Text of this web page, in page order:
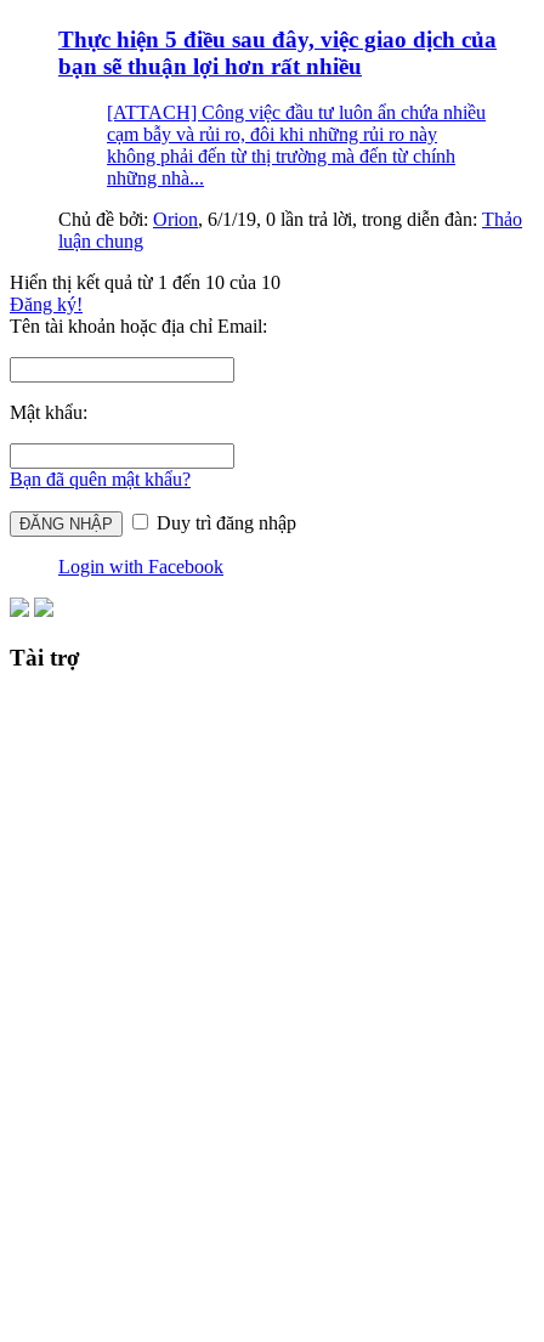
Thực hiện 5 điều sau đây, việc giao dịch của
bạn sẽ thuận lợi hơn rất nhiều
[ATTACH] Công việc đầu tư luôn ẩn chứa nhiều
cạm bẫy và rủi ro, đôi khi những rủi ro này
không phải đến từ thị trường mà đến từ chính
những nhà...
Chủ đề bởi: Orion, 6/1/19, 0 lần trả lời, trong diễn đàn: Thảo
luận chung
Hiển thị kết quả từ 1 đến 10 của 10
Đăng ký!
Tên tài khoản hoặc địa chỉ Email:
Mật khẩu:
Bạn đã quên mật khẩu?
Duy trì đăng nhập
Login with Facebook
Tài trợ